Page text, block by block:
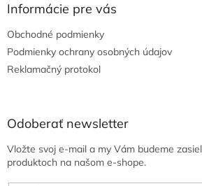
Informácie pre vás
Obchodné podmienky
Podmienky ochrany osobných údajov
Reklamačný protokol
Odoberať newsletter
Vložte svoj e-mail a my Vám budeme
produktoch na našom e-shope.